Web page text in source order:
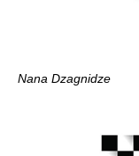
Nana Dzagnidze